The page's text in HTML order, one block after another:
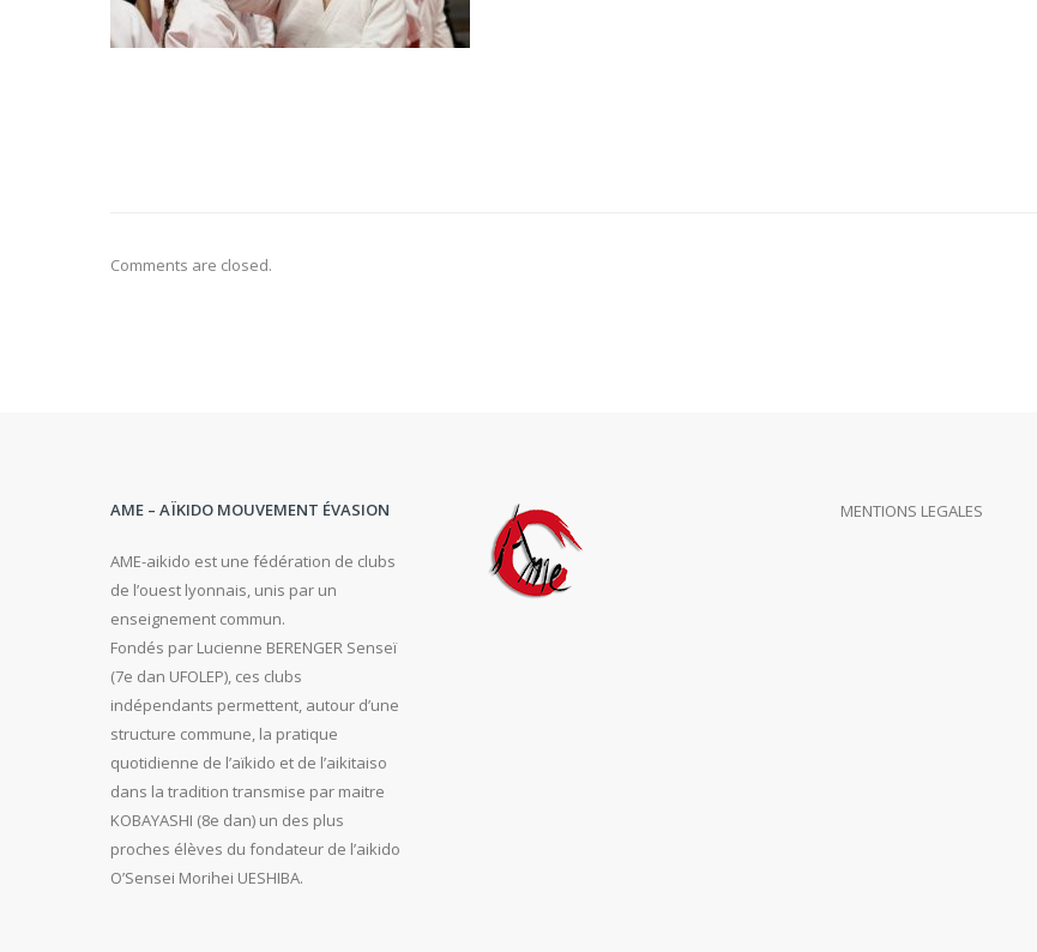
Comments are closed.
AME – AÏKIDO MOUVEMENT ÉVASION
AME-aikido est une fédération de clubs
de l’ouest lyonnais, unis par un
enseignement commun.
Fondés par Lucienne BERENGER Senseï
(7e dan UFOLEP), ces clubs
indépendants permettent, autour d’une
structure commune, la pratique
quotidienne de l’aïkido et de l’aikitaiso
dans la tradition transmise par maitre
KOBAYASHI (8e dan) un des plus
proches élèves du fondateur de l’aikido
O’Sensei Morihei UESHIBA.
MENTIONS LEGALES